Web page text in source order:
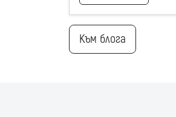
Към блога